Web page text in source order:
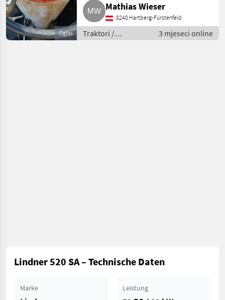
Oglas
Mathias Wieser
8240 Hartberg-Fürstenfeld
Traktori /
Standardni traktori
3 mjeseci online
Lindner 520 SA – Technische Daten
Marke Leistung